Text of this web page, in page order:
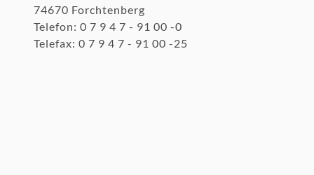
74670 Forchtenberg
Telefon: 0 7 9 4 7 - 91 00 -0
Telefax: 0 7 9 4 7 - 91 00 -25